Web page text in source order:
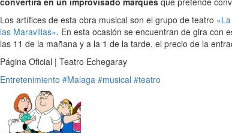
Los artífices de esta obra musical son el grupo de teatro
las Maravillas». En esta ocasión se encuentran de gira con
las 11 de la mañana y a la 1 de la tarde, el precio de la
Página Oficial | Teatro Echegaray
Entretenimiento #Malaga #musical #teatro